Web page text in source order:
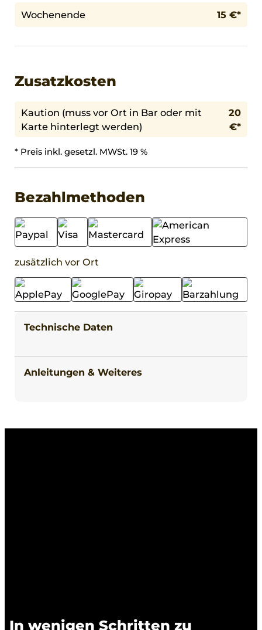
Wochenende 15 €*
Zusatzkosten
Kaution (muss vor Ort in Bar oder mit
Karte hinterlegt werden)
20
€*
* Preis inkl. gesetzl. MWSt. 19 %
Bezahlmethoden
zusätzlich vor Ort
Technische Daten
Anleitungen & Weiteres
In wenigen Schritten zu